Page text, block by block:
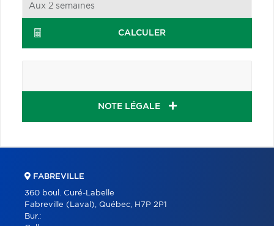
CALCULER
NOTE LÉGALE
FABREVILLE
360 boul. Curé-Labelle
Fabreville (Laval), Québec, H7P 2P1
Bur.: